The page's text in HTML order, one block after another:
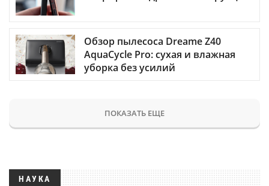
Обзор пылесоса Dreame Z40
AquaCycle Pro: сухая и влажная
уборка без усилий
ПОКАЗАТЬ ЕЩЕ
НАУКА